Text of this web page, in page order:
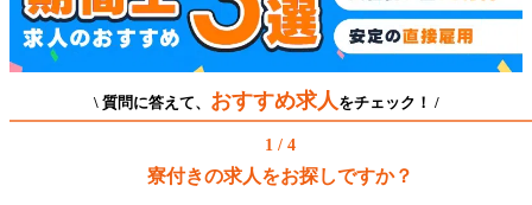
\ 質問に答えて、 おすすめ求人 をチェック！ /
1 / 4
寮付きの求人をお探しですか？